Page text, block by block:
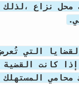
محل نزاع ،لذلك
التي
كانت القضية
محامي